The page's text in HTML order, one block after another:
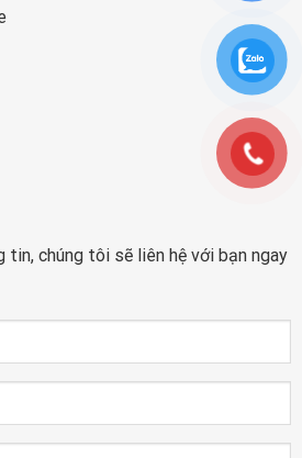
tin, chúng tôi sẽ liên hệ với bạn ngay